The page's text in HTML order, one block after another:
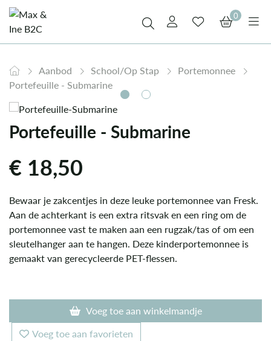
0
Aanbod School/Op Stap
Portemonnee
Portefeuille - Submarine
Portefeuille - Submarine
€ 18,50
Bewaar je zakcentjes in deze leuke portemonnee van Fresk.
Aan de achterkant is een extra ritsvak en een ring om de
portemonnee vast te maken aan een rugzak/tas of om een
sleutelhanger aan te hangen. Deze kinderportemonnee is
gemaakt van gerecycleerde PET-flessen.
Voeg toe aan winkelmandje
Voeg toe aan favorieten